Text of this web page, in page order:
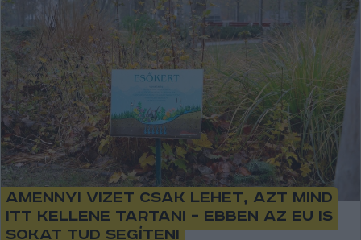
Amennyi vizet csak lehet, azt mind
itt kellene tartani – ebben az EU is
sokat tud segíteni